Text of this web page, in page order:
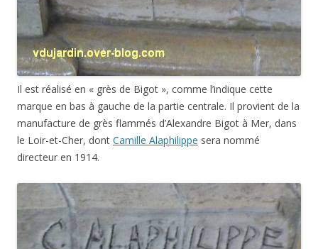
Il est réalisé en « grès de Bigot », comme l’indique cette
marque en bas à gauche de la partie centrale. Il provient de la
manufacture de grès flammés d’Alexandre Bigot à Mer, dans
le Loir-et-Cher, dont Camille Alaphilippe sera nommé
directeur en 1914.